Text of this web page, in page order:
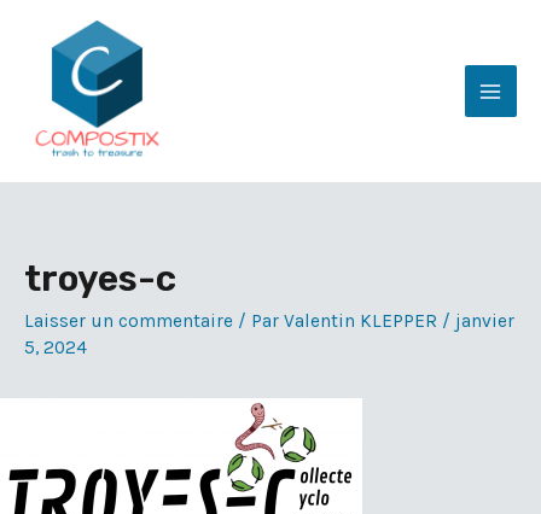
troyes-c
Laisser un commentaire / Par Valentin KLEPPER / janvier
5, 2024